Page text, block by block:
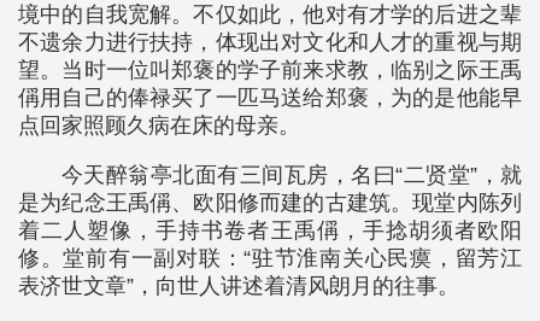
境中的自我宽解。不仅如此，他对有才学的后进之辈
不遗余力进行扶持，体现出对文化和人才的重视与期
望。当时一位叫郑褒的学子前来求教，临别之际王禹
偁用自己的俸禄买了一匹马送给郑褒，为的是他能早
点回家照顾久病在床的母亲。
今天醉翁亭北面有三间瓦房，名曰“二贤堂”，就
是为纪念王禹偁、欧阳修而建的古建筑。现堂内陈列
着二人塑像，手持书卷者王禹偁，手捻胡须者欧阳
修。堂前有一副对联：“驻节淮南关心民瘼，留芳江
表济世文章”，向世人讲述着清风朗月的往事。